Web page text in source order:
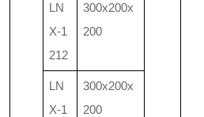
LN
X-1
212
300x200x
200
LN
X-1
300x200x
200